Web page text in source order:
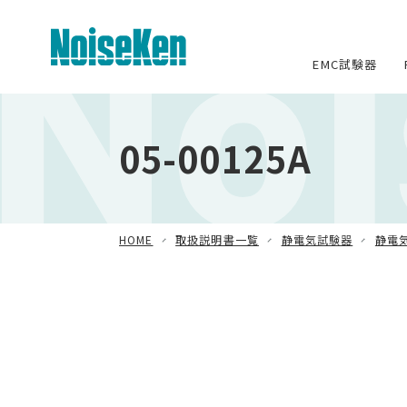
EMC試験器
05-00125A
HOME 取扱説明書一覧 静電気試験器 静電
方形波インパルスノイズ試験器